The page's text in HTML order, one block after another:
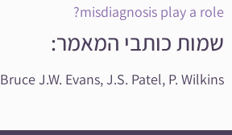
misdiagnosis play a role?
שמות כותבי המאמר:
Bruce J.W. Evans, J.S. Patel, P. Wilkins